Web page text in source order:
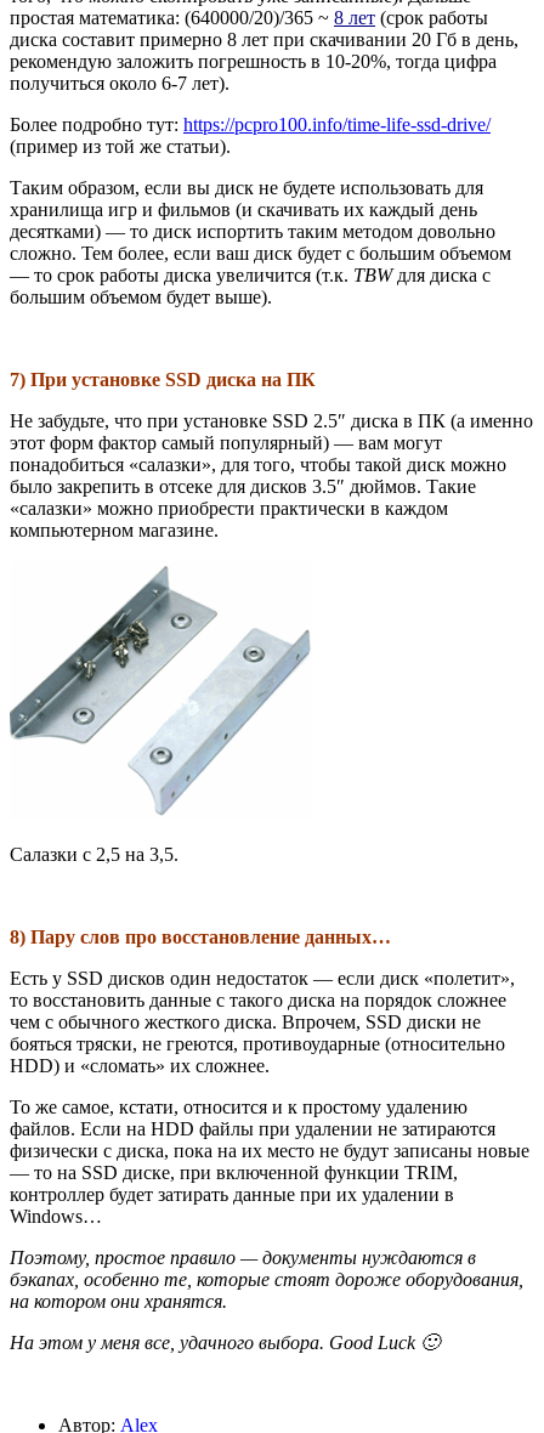
простая математика: (640000/20)/365 ~ 8 лет (срок работы
диска составит примерно 8 лет при скачивании 20 Гб в день,
рекомендую заложить погрешность в 10-20%, тогда цифра
получиться около 6-7 лет).
Более подробно тут: https://pcpro100.info/time-life-ssd-drive/
(пример из той же статьи).
Таким образом, если вы диск не будете использовать для
хранилища игр и фильмов (и скачивать их каждый день
десятками) — то диск испортить таким методом довольно
сложно. Тем более, если ваш диск будет с большим объемом
— то срок работы диска увеличится (т.к. TBWдля диска с
большим объемом будет выше).
7) При установке SSD диска на ПК
Не забудьте, что при установке SSD 2.5″ диска в ПК (а именно
этот форм фактор самый популярный) — вам могут
понадобиться «салазки», для того, чтобы такой диск можно
было закрепить в отсеке для дисков 3.5″ дюймов. Такие
«салазки» можно приобрести практически в каждом
компьютерном магазине.
Салазки с 2,5 на 3,5.
8) Пару слов про восстановление данных…
Есть у SSD дисков один недостаток — если диск «полетит»,
то восстановить данные с такого диска на порядок сложнее
чем с обычного жесткого диска. Впрочем, SSD диски не
бояться тряски, не греются, противоударные (относительно
HDD) и «сломать» их сложнее.
То же самое, кстати, относится и к простому удалению
файлов. Если на HDD файлы при удалении не затираются
физически с диска, пока на их место не будут записаны новые
— то на SSD диске, при включенной функции TRIM,
контроллер будет затирать данные при их удалении в
Windows…
Поэтому, простое правило — документы нуждаются в
бэкапах, особенно те, которые стоят дороже оборудования,
на котором они хранятся.
На этом у меня все, удачного выбора. Good Luck 🙂
Автор: Alex